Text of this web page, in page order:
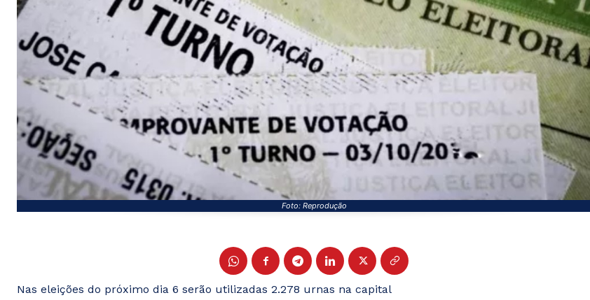
Foto: Reprodução
Nas eleições do próximo dia 6 serão utilizadas 2.278 urnas na capital